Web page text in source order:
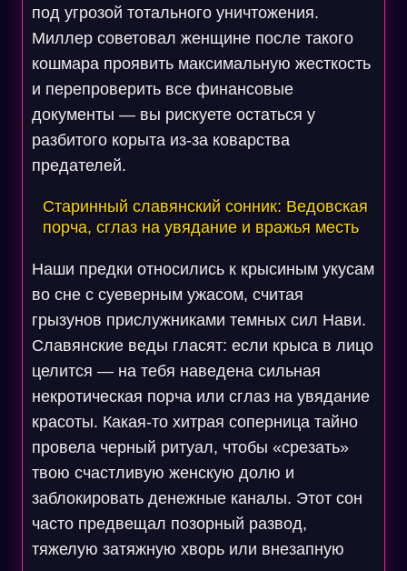
под угрозой тотального уничтожения.
Миллер советовал женщине после такого
кошмара проявить максимальную жесткость
и перепроверить все финансовые
документы — вы рискуете остаться у
разбитого корыта из-за коварства
предателей.
Старинный славянский сонник: Ведовская
порча, сглаз на увядание и вражья месть
Наши предки относились к крысиным укусам
во сне с суеверным ужасом, считая
грызунов прислужниками темных сил Нави.
Славянские веды гласят: если крыса в лицо
целится — на тебя наведена сильная
некротическая порча или сглаз на увядание
красоты. Какая-то хитрая соперница тайно
провела черный ритуал, чтобы «срезать»
твою счастливую женскую долю и
заблокировать денежные каналы. Этот сон
часто предвещал позорный развод,
тяжелую затяжную хворь или внезапную